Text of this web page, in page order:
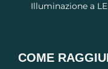
Illuminazione a
COME